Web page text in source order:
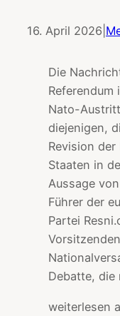
16. April 2026
Die
Referendum
Nato-
diejenigen,
Revision der
Staaten in
Aussage
Führer der
Partei
Debatte,
weiterlesen